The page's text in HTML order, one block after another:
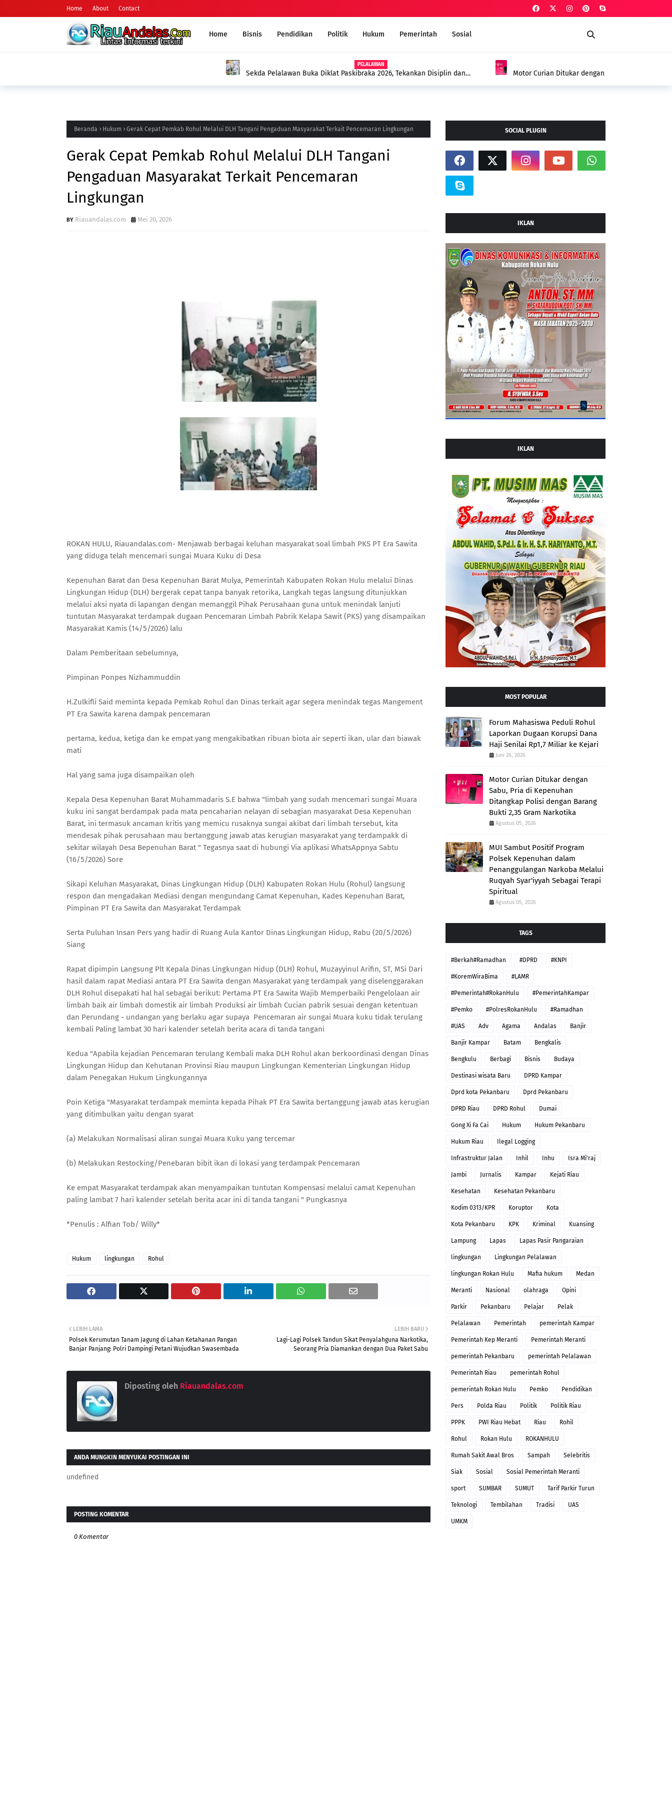
Home About Contact
Home Bisnis Pendidikan Politik Hukum Pemerintah Sosial
Sekda Pelalawan Buka Diklat Paskibraka 2026, Tekankan Disiplin dan
Motor Curian Ditukar dengan Sabu, Pria di Kepenuhan Ditangkap Polisi dengan
Beranda Hukum Gerak Cepat Pemkab Rohul Melalui DLH Tangani Pengaduan Masyarakat Terkait Pencemaran Lingkungan
Gerak Cepat Pemkab Rohul Melalui DLH Tangani
Pengaduan Masyarakat Terkait Pencemaran
Lingkungan
Riauandalas.com Mei 20, 2026
ROKAN HULU, Riauandalas.com- Menjawab berbagai keluhan masyarakat soal limbah PKS PT Era Sawita
yang diduga telah mencemari sungai Muara Kuku di Desa
Kepenuhan Barat dan Desa Kepenuhan Barat Mulya, Pemerintah Kabupaten Rokan Hulu melalui Dinas
Lingkungan Hidup (DLH) bergerak cepat tanpa banyak retorika, Langkah tegas langsung ditunjukkan
melalui aksi nyata di lapangan dengan memanggil Pihak Perusahaan guna untuk menindak lanjuti
tuntutan Masyarakat terdampak dugaan Pencemaran Limbah Pabrik Kelapa Sawit (PKS) yang disampaikan
Masyarakat Kamis (14/5/2026) lalu
Dalam Pemberitaan sebelumnya,
Pimpinan Ponpes Nizhammuddin
H.Zulkifli Said meminta kepada Pemkab Rohul dan Dinas terkait agar segera menindak tegas Mangement
PT Era Sawita karena dampak pencemaran
pertama, kedua, ketiga dan ke empat yang mengakibatkan ribuan biota air seperti ikan, ular dan biawak
mati
Hal yang sama juga disampaikan oleh
Kepala Desa Kepenuhan Barat Muhammadaris S.E bahwa "limbah yang sudah mencemari sungai Muara
kuku ini sangat berdampak pada mata pencaharian nelayan di sebagian masyarakat Desa Kepenuhan
Barat, ini termasuk ancaman kritis yang memicu rusaknya sungai akibat dari limbah tersebut, kita
mendesak pihak perusahaan mau bertanggung jawab atas kerugian masyarakat yang terdampakk di
sekitar wilayah Desa Bepenuhan Barat " Tegasnya saat di hubungi Via aplikasi WhatsAppnya Sabtu
(16/5/2026) Sore
Sikapi Keluhan Masyarakat, Dinas Lingkungan Hidup (DLH) Kabupaten Rokan Hulu (Rohul) langsung
respon dan mengadakan Mediasi dengan mengundang Camat Kepenuhan, Kades Kepenuhan Barat,
Pimpinan PT Era Sawita dan Masyarakat Terdampak
Serta Puluhan Insan Pers yang hadir di Ruang Aula Kantor Dinas Lingkungan Hidup, Rabu (20/5/2026)
Siang
Rapat dipimpin Langsung Plt Kepala Dinas Lingkungan Hidup (DLH) Rohul, Muzayyinul Arifin, ST, MSi Dari
hasil dalam rapat Mediasi antara PT Era Sawita dengan Masyarakat yang terdampak yang diselenggarakan
DLH Rohul disepakati hal hal sebagai berikut: Pertama PT Era Sawita Wajib Memperbaiki Pengelolaan air
limbah baik air limbah domestik air limbah Produksi air limbah Cucian pabrik sesuai dengan ketentuan
dan Perundang - undangan yang berlaku agar supaya Pencemaran air sungai Muara kuku tidak terulang
kembali Paling lambat 30 hari kalender setelah berita acara di tanda tangani
Kedua "Apabila kejadian Pencemaran terulang Kembali maka DLH Rohul akan berkoordinasi dengan Dinas
Lingkungan Hidup dan Kehutanan Provinsi Riau maupun Lingkungan Kementerian Lingkungan Hidup
dalam Penegakan Hukum Lingkungannya
Poin Ketiga "Masyarakat terdampak meminta kepada Pihak PT Era Sawita bertanggung jawab atas kerugian
yang ditimbulkan yaitu dengan syarat
(a) Melakukan Normalisasi aliran sungai Muara Kuku yang tercemar
(b) Melakukan Restocking/Penebaran bibit ikan di lokasi yang terdampak Pencemaran
Ke empat Masyarakat terdampak akan menyampaikan tuntutan Kompensasi melalui camat Kepenuhan
paling lambat 7 hari kalender setelah berita acar ini di tanda tangani " Pungkasnya
*Penulis : Alfian Tob/ Willy*
Hukum lingkungan Rohul
LEBIH BARU
Lagi-Lagi Polsek Tandun Sikat Penyalahguna Narkotika,
Seorang Pria Diamankan dengan Dua Paket Sabu
LEBIH LAMA
Polsek Kerumutan Tanam Jagung di Lahan Ketahanan Pangan
Banjar Panjang: Polri Dampingi Petani Wujudkan Swasembada
Diposting oleh Riauandalas.com
ANDA MUNGKIN MENYUKAI POSTINGAN INI
undefined
POSTING KOMENTAR
0 Komentar
SOCIAL PLUGIN
IKLAN
IKLAN
MOST POPULAR
Forum Mahasiswa Peduli Rohul
Laporkan Dugaan Korupsi Dana
Haji Senilai Rp1,7 Miliar ke Kejari
Juni 26, 2026
Motor Curian Ditukar dengan
Sabu, Pria di Kepenuhan
Ditangkap Polisi dengan Barang
Bukti 2,35 Gram Narkotika
Agustus 05, 2026
MUI Sambut Positif Program
Polsek Kepenuhan dalam
Penanggulangan Narkoba Melalui
Ruqyah Syar'iyyah Sebagai Terapi
Spiritual
Agustus 05, 2026
TAGS
#Berkah#Ramadhan #DPRD #KNPI
#KoremWiraBima #LAMR
#Pemerintah#RokanHulu #PemerintahKampar
#Pemko #PolresRokanHulu #Ramadhan
#UAS Adv Agama Andalas Banjir
Banjir Kampar Batam Bengkalis
Bengkulu Berbagi Bisnis Budaya
Destinasi wisata Baru DPRD Kampar
Dprd kota Pekanbaru Dprd Pekanbaru
DPRD Riau DPRD Rohul Dumai
Gong Xi Fa Cai Hukum Hukum Pekanbaru
Hukum Riau Ilegal Logging
Infrastruktur Jalan Inhil Inhu Isra Mi'raj
Jambi Jurnalis Kampar Kejati Riau
Kesehatan Kesehatan Pekanbaru
Kodim 0313/KPR Koruptor Kota
Kota Pekanbaru KPK Kriminal Kuansing
Lampung Lapas Lapas Pasir Pangaraian
lingkungan Lingkungan Pelalawan
lingkungan Rokan Hulu Mafia hukum Medan
Meranti Nasional olahraga Opini
Parkir Pekanbaru Pelajar Pelak
Pelalawan Pemerintah pemerintah Kampar
Pemerintah Kep Meranti Pemerintah Meranti
pemerintah Pekanbaru pemerintah Pelalawan
Pemerintah Riau pemerintah Rohul
pemerintah Rokan Hulu Pemko Pendidikan
Pers Polda Riau Politik Politik Riau
PPPK PWI Riau Hebat Riau Rohil
Rohul Rokan Hulu ROKANHULU
Rumah Sakit Awal Bros Sampah Selebritis
Siak Sosial Sosial Pemerintah Meranti
sport SUMBAR SUMUT Tarif Parkir Turun
Teknologi Tembilahan Tradisi UAS
UMKM